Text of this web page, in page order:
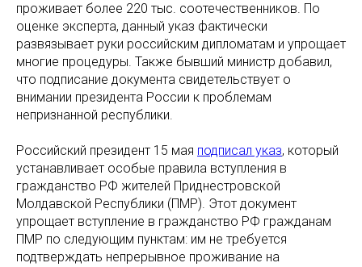
проживает более 220 тыс. соотечественников. По
оценке эксперта, данный указ фактически
развязывает руки российским дипломатам и упрощает
многие процедуры. Также бывший министр добавил,
что подписание документа свидетельствует о
внимании президента России к проблемам
непризнанной республики.
Российский президент 15 мая подписал указ, который
устанавливает особые правила вступления в
гражданство РФ жителей Приднестровской
Молдавской Республики (ПМР). Этот документ
упрощает вступление в гражданство РФ гражданам
ПМР по следующим пунктам: им не требуется
подтверждать непрерывное проживание на